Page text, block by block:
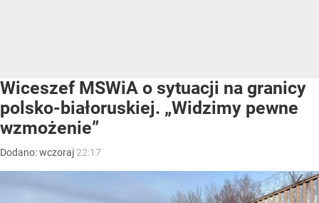
Wiceszef MSWiA o sytuacji na granicy
polsko-białoruskiej. „Widzimy pewne
wzmożenie”
Dodano:wczoraj 22:17